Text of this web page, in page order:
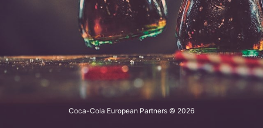
Coca-Cola European Partners © 2026